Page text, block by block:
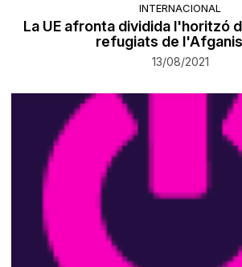
INTERNACIONAL
La UE afronta dividida l'horitzó
refugiats de
13/08/2021